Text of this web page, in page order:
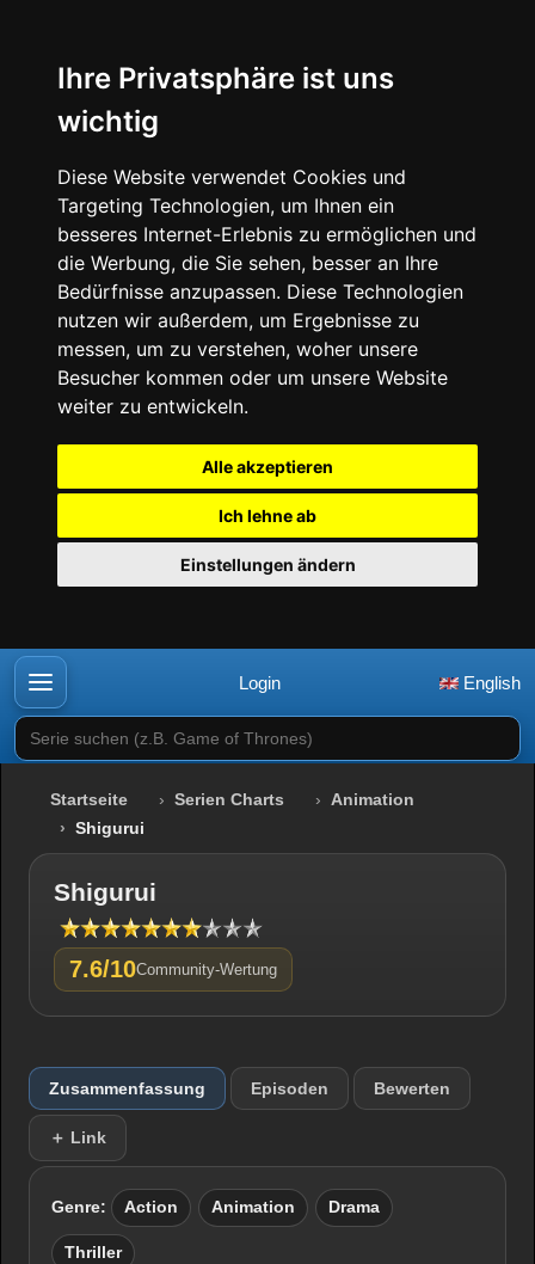
Ihre Privatsphäre ist uns
wichtig
Diese Website verwendet Cookies und
Targeting Technologien, um Ihnen ein
besseres Internet-Erlebnis zu ermöglichen und
die Werbung, die Sie sehen, besser an Ihre
Bedürfnisse anzupassen. Diese Technologien
nutzen wir außerdem, um Ergebnisse zu
messen, um zu verstehen, woher unsere
Besucher kommen oder um unsere Website
weiter zu entwickeln.
Alle akzeptieren
Ich lehne ab
Einstellungen ändern
Login English
Serie suchen (z.B. Game of Thrones)
Startseite Serien Charts
Animation
Shigurui
Shigurui
7.6/10Community-Wertung
Zusammenfassung Episoden Bewerten
＋ Link
Genre: Action Animation Drama
Thriller